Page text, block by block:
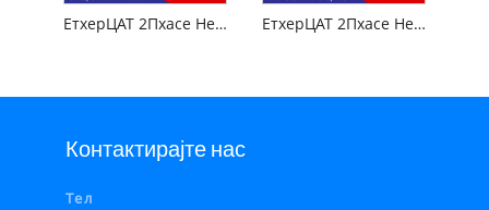
ЕтхерЦАТ 2Пхасе Нема17 4-осне ДЦ затворене петље комплет драјвера корачног мотора ЕтхерЦАТ 2Пхасе Нема23 4-осне ДЦ затворене петље комплет драјвера корачног мотора
Контактирајте нас
Тел